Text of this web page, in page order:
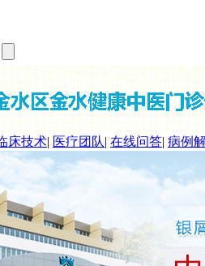
床技术| 医疗团队| 在线问答| 病例